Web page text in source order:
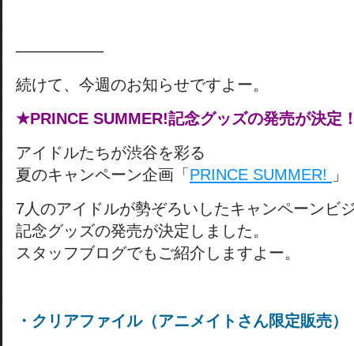
—————–
続けて、今週のお知らせですよー。
★PRINCE SUMMER!記念グッズの発売が決定
アイドルたちが渋谷を彩る
夏のキャンペーン企画「 PRINCE SUMMER!
」
7人のアイドルが勢ぞろいしたキャンペーンビ
記念グッズの発売が決定しました。
スタッフブログでもご紹介しますよー。
・クリアファイル（アニメイトさん限定販売）